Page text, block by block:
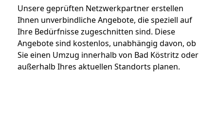
Unsere geprüften Netzwerkpartner erstellen
Ihnen unverbindliche Angebote, die speziell auf
Ihre Bedürfnisse zugeschnitten sind. Diese
Angebote sind kostenlos, unabhängig davon, ob
Sie einen Umzug innerhalb von Bad Köstritz oder
außerhalb Ihres aktuellen Standorts planen.